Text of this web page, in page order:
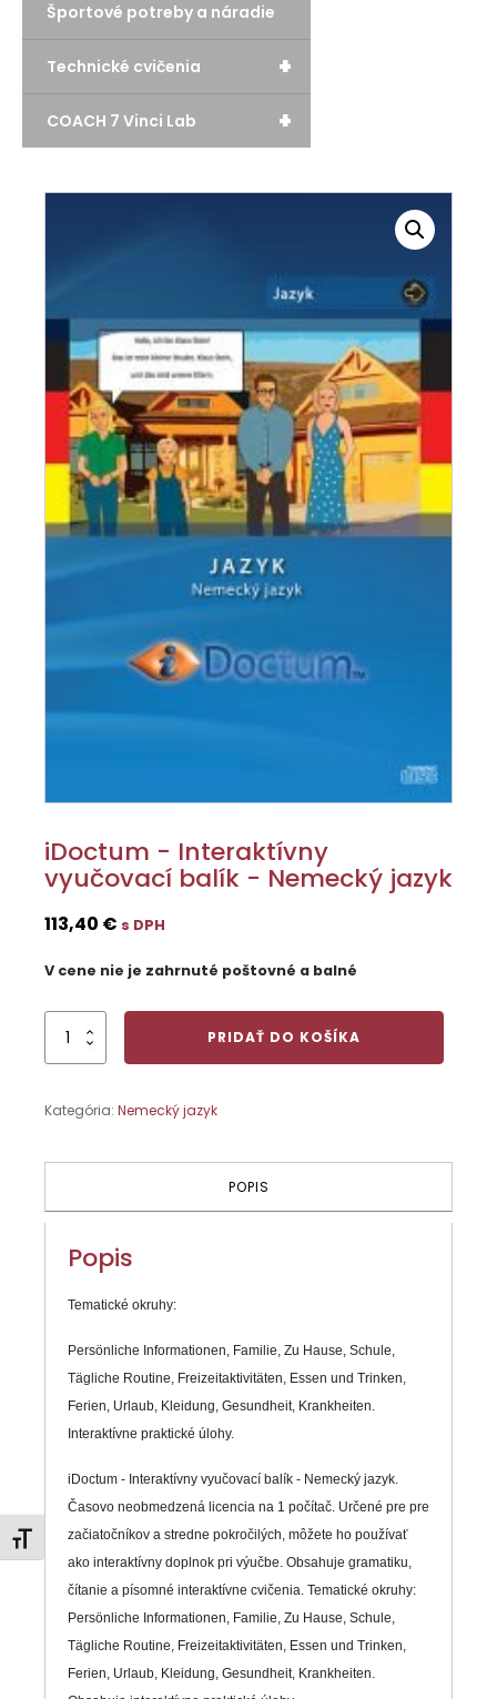
Zmeniť veľkosť písma
Športové potreby a náradie
+
Technické cvičenia
+
COACH 7 Vinci Lab
iDoctum - Interaktívny
vyučovací balík - Nemecký jazyk
113,40 € s DPH
V cene nie je zahrnuté poštovné a balné
množstvo
iDoctum
vyučovací
PRIDAŤ DO KOŠÍKA
Kategória: Nemecký jazyk
POPIS
Popis
Tematické okruhy:
Persönliche Informationen, Familie, Zu Hause, Schule,
Tägliche Routine, Freizeitaktivitäten, Essen und Trinken,
Ferien, Urlaub, Kleidung, Gesundheit, Krankheiten.
Interaktívne praktické úlohy.
iDoctum - Interaktívny vyučovací balík - Nemecký jazyk.
Časovo neobmedzená licencia na 1 počítač. Určené pre pre
začiatočníkov a stredne pokročilých, môžete ho používať
ako interaktívny doplnok pri výučbe. Obsahuje gramatiku,
čítanie a písomné interaktívne cvičenia. Tematické okruhy:
Persönliche Informationen, Familie, Zu Hause, Schule,
Tägliche Routine, Freizeitaktivitäten, Essen und Trinken,
Ferien, Urlaub, Kleidung, Gesundheit, Krankheiten.